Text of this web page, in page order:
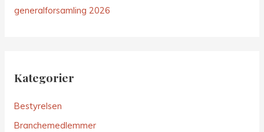
generalforsamling 2026
Kategorier
Bestyrelsen
Branchemedlemmer